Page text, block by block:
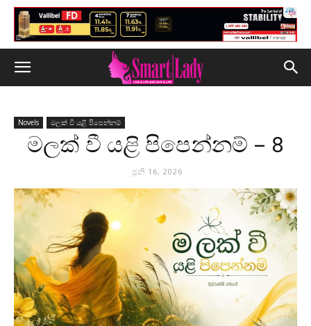
Novels මලක් වී යළි පිපෙන්නම්
මලක් වී යළි පිපෙන්නම් – 8
ජූනි 16, 2026